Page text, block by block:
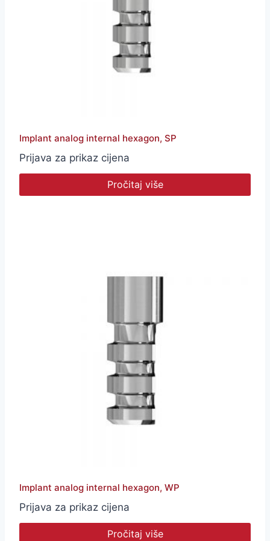
Implant analog internal hexagon, SP
Prijava za prikaz cijena
Pročitaj više
Implant analog internal hexagon, WP
Prijava za prikaz cijena
Pročitaj više